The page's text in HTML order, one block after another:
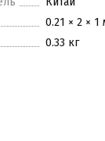
0.21 × 2 × 1
0.33 кг